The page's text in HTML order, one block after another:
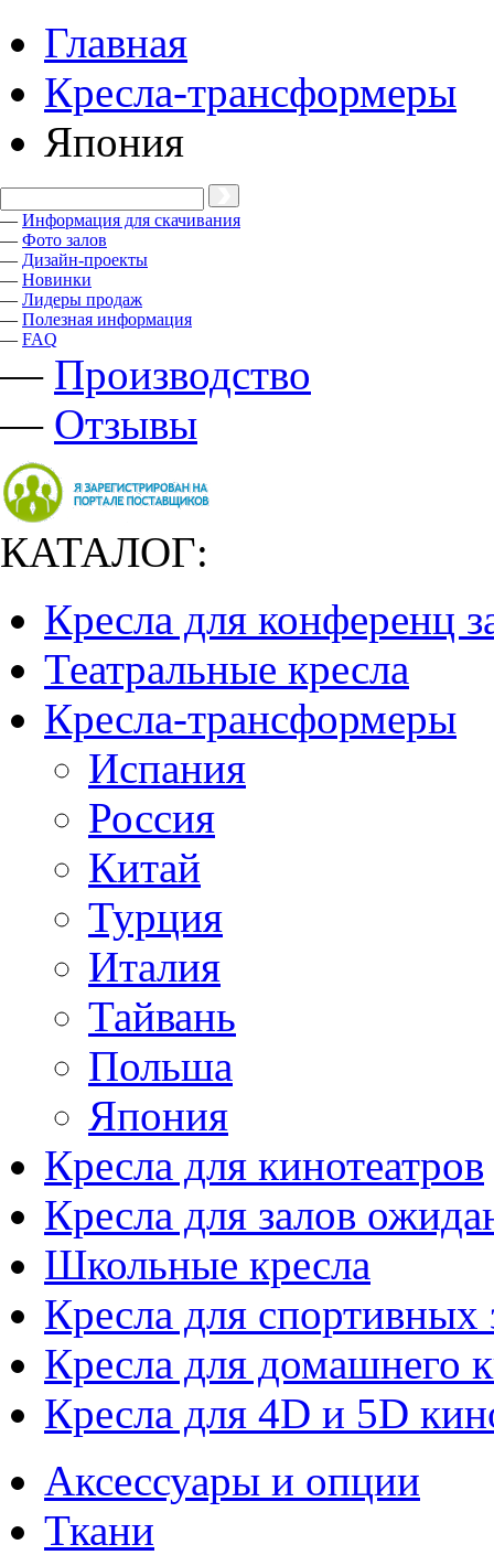
Главная
Кресла-трансформеры
Япония
— Информация для скачивания
— Фото залов
— Дизайн-проекты
— Новинки
— Лидеры продаж
— Полезная информация
— FAQ
— Производство
— Отзывы
КАТАЛОГ:
Кресла для конференц
Театральные кресла
Кресла-трансформеры
Испания
Россия
Китай
Турция
Италия
Тайвань
Польша
Япония
Кресла для кинотеатров
Кресла для залов
Школьные кресла
Кресла для спортивных
Кресла для домашнего
Кресла для 4D и 5D
Аксессуары и опции
Ткани